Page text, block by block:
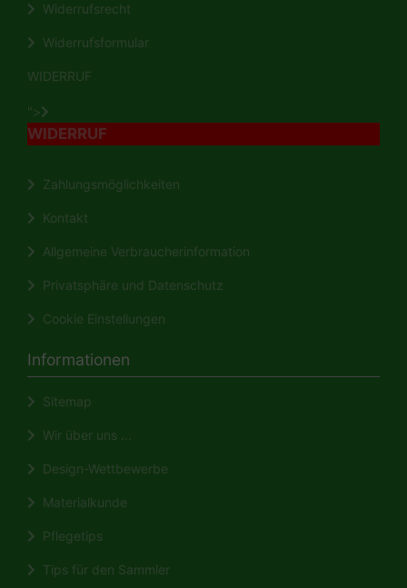
Widerrufsrecht
Widerrufsformular
WIDERRUF
">
WIDERRUF
Zahlungsmöglichkeiten
Kontakt
Allgemeine Verbraucherinformation
Privatsphäre und Datenschutz
Cookie Einstellungen
Informationen
Sitemap
Wir über uns ...
Design-Wettbewerbe
Materialkunde
Pflegetips
Tips für den Sammler